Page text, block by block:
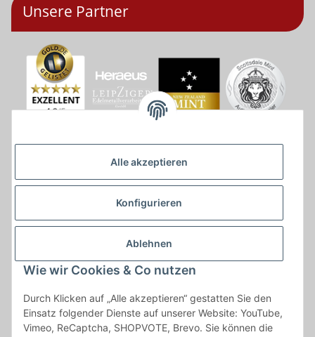
Alle akzeptieren
Konfigurieren
Ablehnen
Wie wir Cookies & Co nutzen
Durch Klicken auf „Alle akzeptieren“ gestatten Sie den
Einsatz folgender Dienste auf unserer Website: YouTube,
Vimeo, ReCaptcha, SHOPVOTE, Brevo. Sie können die
Unsere Partner
* * Lieferzeiten gelten ab Zahlungseingang und innerhalb
Deutschland.Irrtümer vorbehalten. Angaben zur
Auflagenhöhe, Durchmesser, etc. werden nicht garantiert. Der